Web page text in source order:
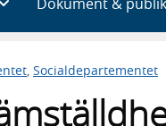
Socialdepartementet